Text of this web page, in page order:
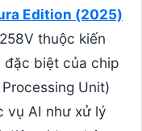
Edition (2025)
thuộc kiến
đặc biệt của chip
Unit)
vụ AI như xử lý